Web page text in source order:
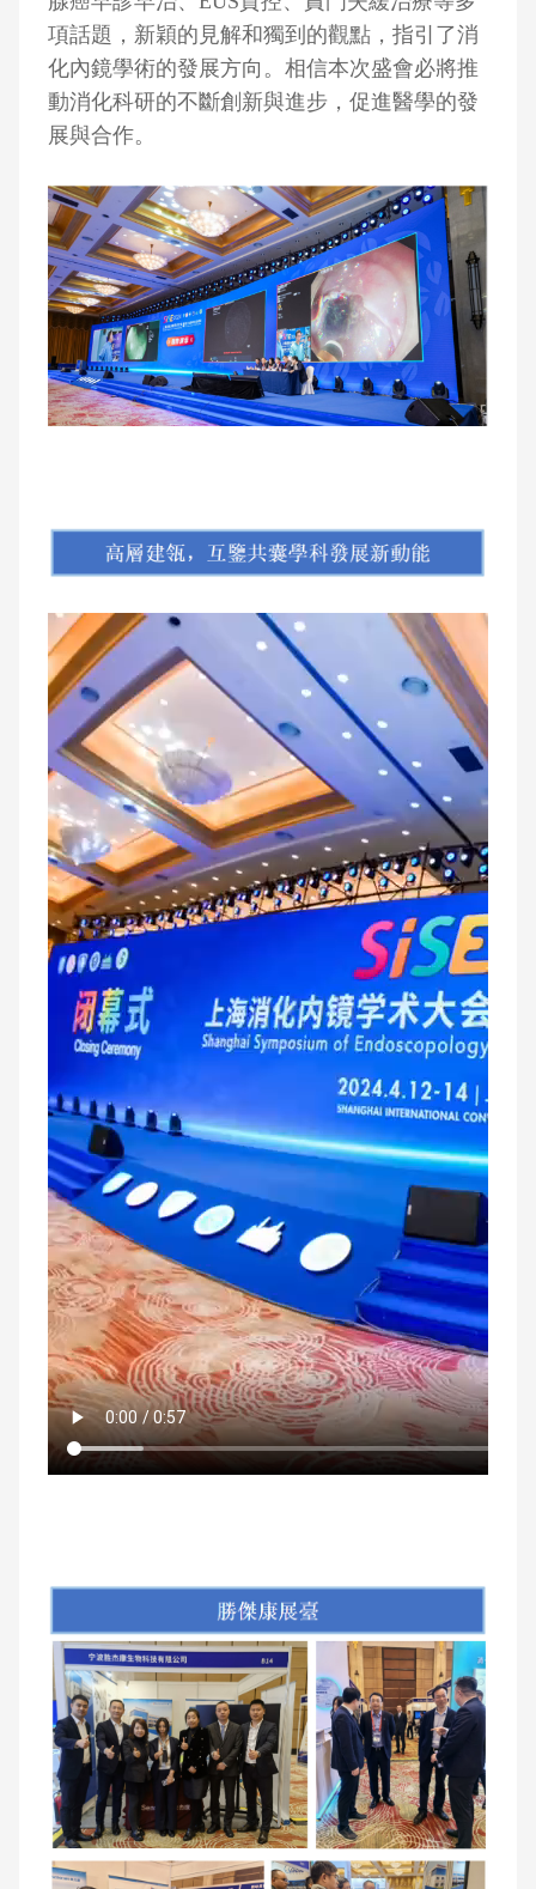
項話題，新穎的見解和獨到的觀點，指引了消
化內鏡學術的發展方向。相信本次盛會必將推
動消化科研的不斷創新與進步，促進醫學的發
展與合作。